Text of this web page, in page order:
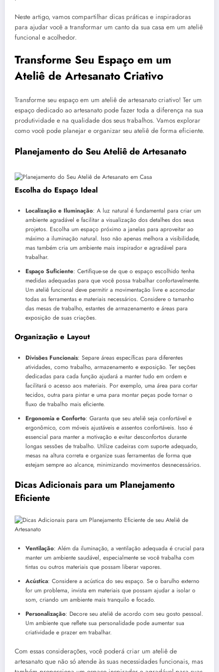
Neste artigo, vamos compartilhar dicas práticas e inspiradoras
para ajudar você a transformar um canto da sua casa em um ateliê
funcional e acolhedor.
Transforme Seu Espaço em um
Ateliê de Artesanato Criativo
Transforme seu espaço em um ateliê de artesanato criativo! Ter um
espaço dedicado ao artesanato pode fazer toda a diferença na sua
produtividade e na qualidade dos seus trabalhos. Vamos explorar
como você pode planejar e organizar seu ateliê de forma eficiente.
Planejamento do Seu Ateliê de Artesanato
Escolha do Espaço Ideal
Localização e Iluminação: A luz natural é fundamental para criar um
ambiente agradável e facilitar a visualização dos detalhes dos seus
projetos. Escolha um espaço próximo a janelas para aproveitar ao
máximo a iluminação natural. Isso não apenas melhora a visibilidade,
mas também cria um ambiente mais inspirador e agradável para
trabalhar.
Espaço Suficiente: Certifique-se de que o espaço escolhido tenha
medidas adequadas para que você possa trabalhar confortavelmente.
Um ateliê funcional deve permitir a movimentação livre e acomodar
todas as ferramentas e materiais necessários. Considere o tamanho
das mesas de trabalho, estantes de armazenamento e áreas para
exposição de suas criações.
Organização e Layout
Divisões Funcionais: Separe áreas específicas para diferentes
atividades, como trabalho, armazenamento e exposição. Ter seções
dedicadas para cada função ajudará a manter tudo em ordem e
facilitará o acesso aos materiais. Por exemplo, uma área para cortar
tecidos, outra para pintar e uma para montar peças pode tornar o
fluxo de trabalho mais eficiente.
Ergonomia e Conforto: Garanta que seu ateliê seja confortável e
ergonômico, com móveis ajustáveis e assentos confortáveis. Isso é
essencial para manter a motivação e evitar desconfortos durante
longas sessões de trabalho. Utilize cadeiras com suporte adequado,
mesas na altura correta e organize suas ferramentas de forma que
estejam sempre ao alcance, minimizando movimentos desnecessários.
Dicas Adicionais para um Planejamento
Eficiente
Ventilação: Além da iluminação, a ventilação adequada é crucial para
manter um ambiente saudável, especialmente se você trabalha com
tintas ou outros materiais que possam liberar vapores.
Acústica: Considere a acústica do seu espaço. Se o barulho externo
for um problema, invista em materiais que possam ajudar a isolar o
som, criando um ambiente mais tranquilo e focado.
Personalização: Decore seu ateliê de acordo com seu gosto pessoal.
Um ambiente que reflete sua personalidade pode aumentar sua
criatividade e prazer em trabalhar.
Com essas considerações, você poderá criar um ateliê de
artesanato que não só atende às suas necessidades funcionais, mas